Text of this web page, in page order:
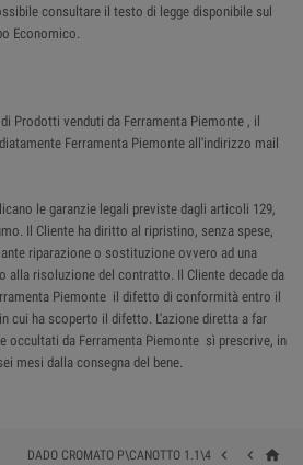
consultare il testo di legge disponibile sul
Economico.
Prodotti venduti da Ferramenta Piemonte , il
Ferramenta Piemonte all'indirizzo mail
le garanzie legali previste dagli articoli 129,
Il Cliente ha diritto al ripristino, senza spese,
riparazione o sostituzione ovvero ad una
alla risoluzione del contratto. Il Cliente decade da
Piemonte il difetto di conformità entro il
cui ha scoperto il difetto. L'azione diretta a far
occultati da Ferramenta Piemonte sì prescrive, in
mesi dalla consegna del bene.
home


DADO CROMATO P\CANOTTO 1.1\4